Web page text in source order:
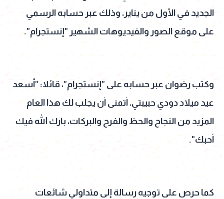
الجديد في الأول من يناير، وذلك عبر حسابه الرسمي
على موقع الصور والفيديوهات الشهير "إنستجرام".
وكتب رضوان عبر حسابه على "إنستجرام"، قائلا: "أسعد
عيد ميلاد دودي حبيبتي، أتمنى أن يجلب لك هذا العام
المزيد من النجاح والحظ والفرح والبركات، بارك الله فيك
أحبك".
كما حرص على توجيه رسالة إلى متداولي شائعات